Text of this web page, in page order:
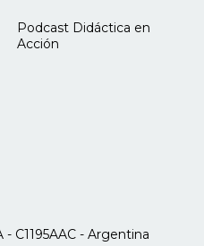
Podcast Didáctica en
Acción
C1195AAC - Argentina